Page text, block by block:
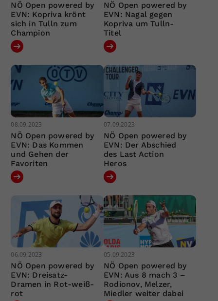
NÖ Open powered by
EVN: Kopriva krönt
sich in Tulln zum
Champion
NÖ Open powered by
EVN: Nagal gegen
Kopriva um Tulln-
Titel
08.09.2023
NÖ Open powered by
EVN: Das Kommen
und Gehen der
Favoriten
07.09.2023
NÖ Open powered by
EVN: Der Abschied
des Last Action
Heros
06.09.2023
NÖ Open powered by
EVN: Dreisatz-
Dramen in Rot-weiß-
rot
05.09.2023
NÖ Open powered by
EVN: Aus 8 mach 3 –
Rodionov, Melzer,
Miedler weiter dabei